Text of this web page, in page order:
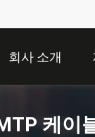
회사 소개
케이